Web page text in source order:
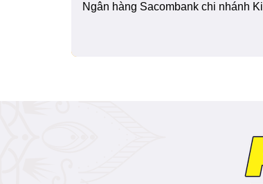
Ngân hàng Sacombank chi nhánh